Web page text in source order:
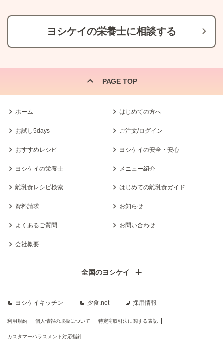
ヨシケイの栄養士に相談する
PAGE TOP
ホーム はじめての方へ
お試し5days ご注文/ログイン
おすすめレシピ ヨシケイの安全・安心
ヨシケイの栄養士 メニュー紹介
離乳食レシピ検索 はじめての離乳食ガイド
資料請求 お知らせ
よくあるご質問 お問い合わせ
会社概要
ヨシケイキッチン 夕食.net 採用情報
全国のヨシケイ
利用規約 個人情報の取扱について 特定商取引法に関する表記
カスタマーハラスメント対応指針